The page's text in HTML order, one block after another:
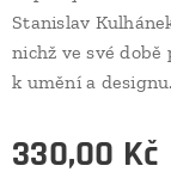
Stanislav
nichž ve své
k umění a designu.
330,00 Kč